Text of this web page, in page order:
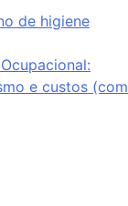
de higiene
e custos (com